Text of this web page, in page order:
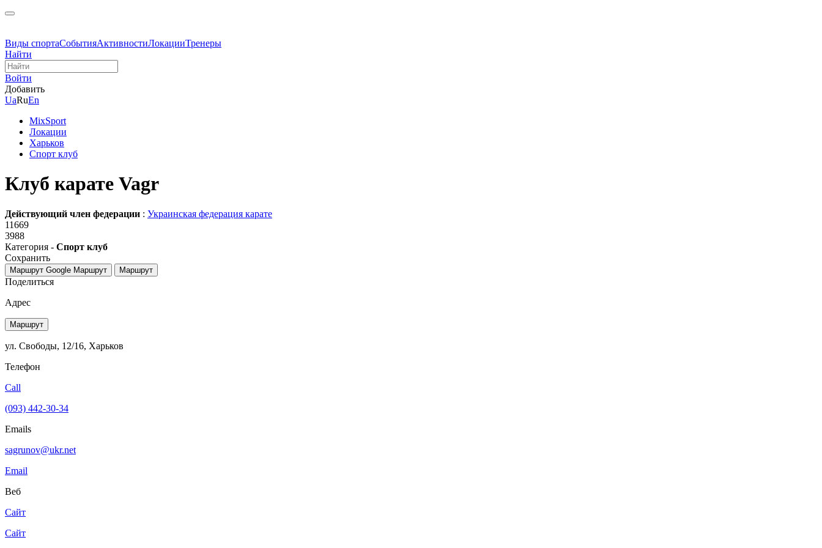
Виды спортаСобытияАктивностиЛокацииТренеры
Найти
Войти
Добавить
UaRuEn
MixSport
Локации
Харьков
Спорт клуб
Клуб карате Vagr
Действующий член федерации : Украинская федерация карате
11669
3988
Категория - Спорт клуб
Сохранить
Маршрут Google Маршрут Маршрут
Поделиться
Адрес
Маршрут
ул. Свободы, 12/16, Харьков
Телефон
Call
(093) 442-30-34
Emails
sagrunov@ukr.net
Email
Веб
Сайт
Сайт